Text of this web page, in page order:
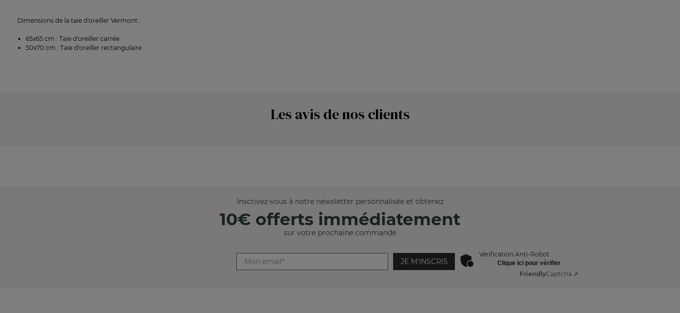
Dimensions de la taie d'oreiller Vermont :
65x65 cm : Taie d'oreiller carrée
50x70 cm : Taie d'oreiller rectangulaire
Les avis de nos clients
Inscrivez-vous à notre newsletter personnalisée et obtenez
10€ offerts immédiatement
sur votre prochaine commande
JE M'INSCRIS
Vérification Anti-Robot
Clique ici pour vérifier
FriendlyCaptcha ⇗